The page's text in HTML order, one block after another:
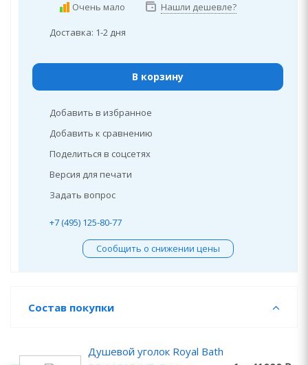
Очень мало Нашли дешевле?
Доставка: 1-2 дня
В корзину
Добавить в избранное
Добавить к сравнению
Поделиться в соцсетях
Версия для печати
Задать вопрос
+7 (495) 125-80-77
Сообщить о снижении цены
Состав покупки
Душевой уголок Royal Bath